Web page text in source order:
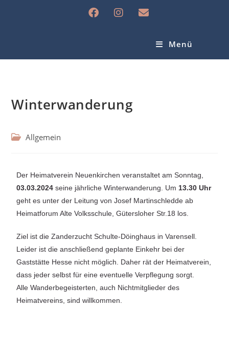
Menü
Winterwanderung
Allgemein
Der Heimatverein Neuenkirchen veranstaltet am Sonntag,
03.03.2024 seine jährliche Winterwanderung. Um 13.30 Uhr
geht es unter der Leitung von Josef Martinschledde ab
Heimatforum Alte Volksschule, Gütersloher Str.18 los.
Ziel ist die Zanderzucht Schulte-Döinghaus in Varensell.
Leider ist die anschließend geplante Einkehr bei der
Gaststätte Hesse nicht möglich. Daher rät der Heimatverein,
dass jeder selbst für eine eventuelle Verpflegung sorgt.
Alle Wanderbegeisterten, auch Nichtmitglieder des
Heimatvereins, sind willkommen.